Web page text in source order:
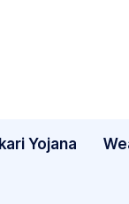
Yojana